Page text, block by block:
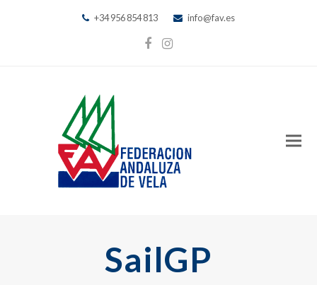
+34 956 854 813 info@fav.es
Facebook
Instagram
SailGP